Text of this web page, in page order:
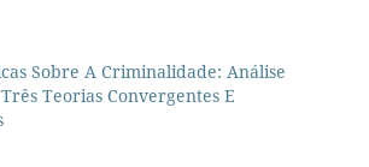
Sobre A Criminalidade: Análise
Teorias Convergentes E